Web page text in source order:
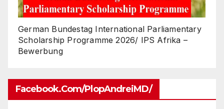
German Bundestag International Parliamentary
Scholarship Programme 2026/ IPS Afrika –
Bewerbung
Facebook.com/PlopAndreiMD/